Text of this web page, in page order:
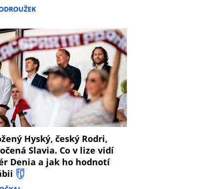
Hyský, český Rodri,
Slavia. Co v lize vidí
Denia a jak ho hodnotí
8